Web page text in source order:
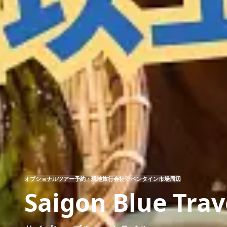
オプショナルツアー予約・現地旅行会社 ベンタイン市場周辺
Saigon Blue